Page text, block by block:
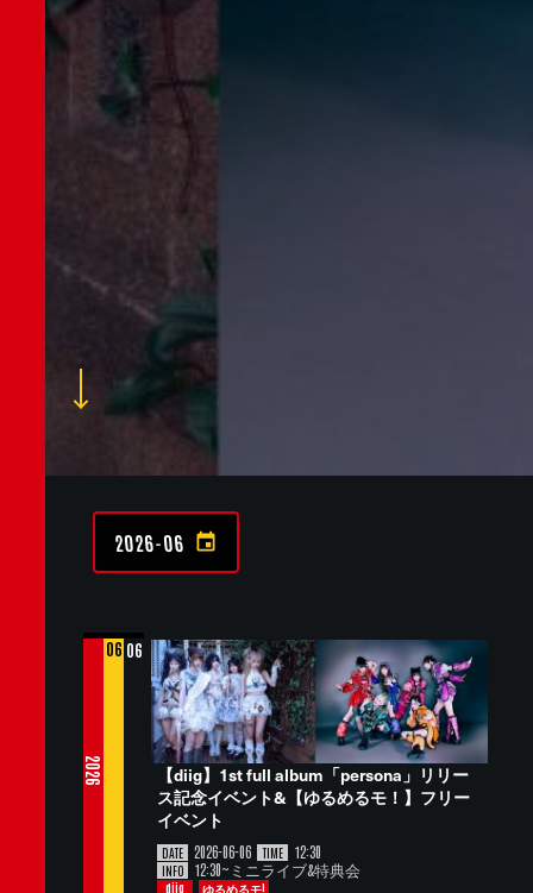
2026-06
2026
06 06
【diig】1st full album「persona」リリー
ス記念イベント&【ゆるめるモ！】フリー
イベント
DATE 2026-06-06 TIME 12:30
INFO 12:30~ミニライブ&特典会
diig ゆるめるモ!